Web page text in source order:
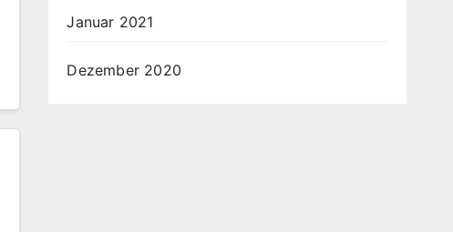
Januar 2021
Dezember 2020